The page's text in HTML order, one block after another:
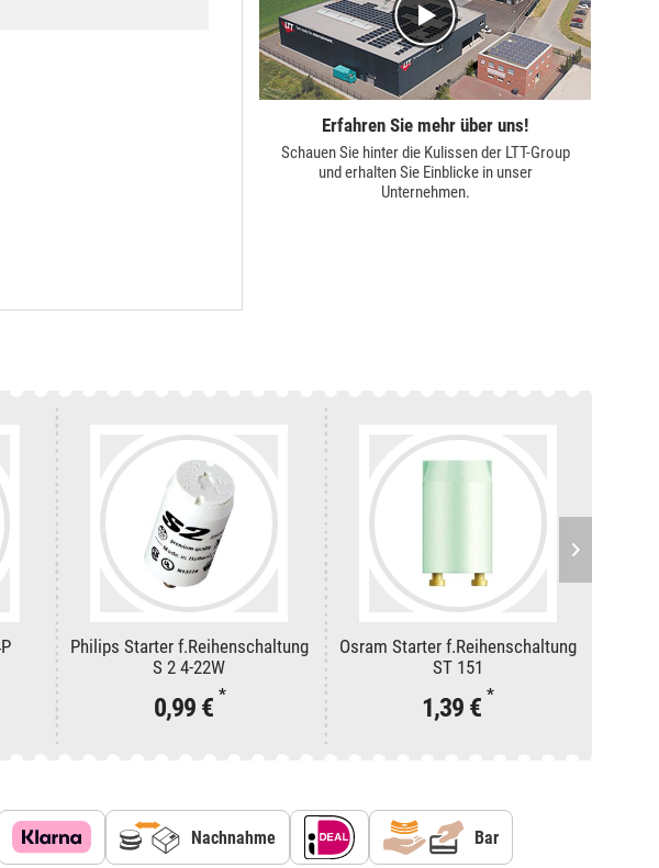
Erfahren Sie mehr über uns!
Schauen Sie hinter die Kulissen der LTT-Group
und erhalten Sie Einblicke in unser
Unternehmen.
Philips Starter f.Reihenschaltung
S 2 4-22W
0,99 € *
Osram Starter f.Reihenschaltung
ST 151
1,39 € *
Nachnahme Bar